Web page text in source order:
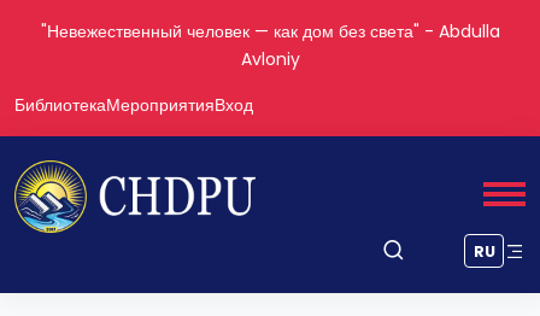
"Невежественный человек — как дом без света" - Abdulla
Avloniy
БиблиотекаМероприятияВход
RU